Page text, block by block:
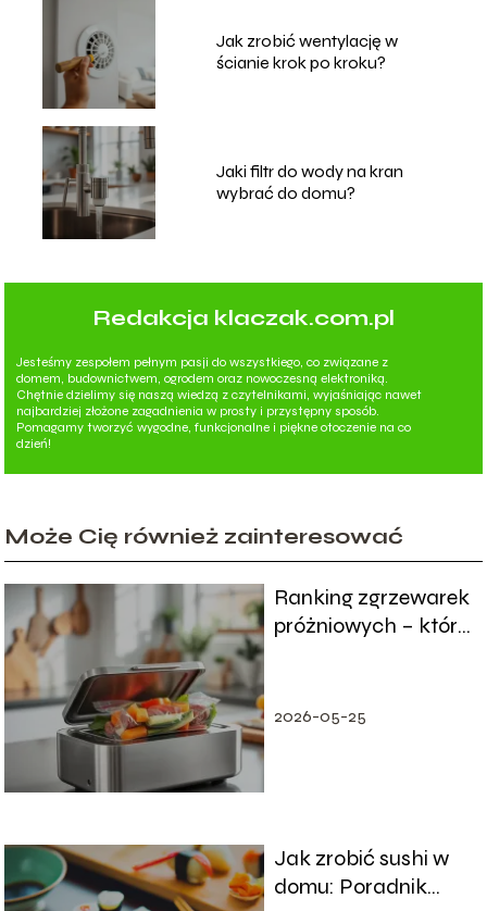
Jak zrobić wentylację w
ścianie krok po kroku?
Jaki filtr do wody na kran
wybrać do domu?
Redakcja klaczak.com.pl
Jesteśmy zespołem pełnym pasji do wszystkiego, co związane z
domem, budownictwem, ogrodem oraz nowoczesną elektroniką.
Chętnie dzielimy się naszą wiedzą z czytelnikami, wyjaśniając nawet
najbardziej złożone zagadnienia w prosty i przystępny sposób.
Pomagamy tworzyć wygodne, funkcjonalne i piękne otoczenie na co
dzień!
Może Cię również zainteresować
Ranking zgrzewarek
próżniowych – które
2026-05-25
Jak zrobić sushi w
domu: Poradnik